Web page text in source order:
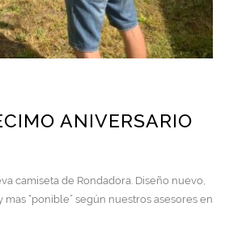
ANIVERSARIO
camiseta de Rondadora. Diseño nuevo,
“ponible” según nuestros asesores en